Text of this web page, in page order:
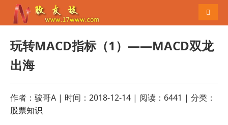
导航
玩转MACD指标（1）——MACD双龙
出海
作者：骏哥A | 时间：2018-12-14 | 阅读：6441 | 分类：
股票知识